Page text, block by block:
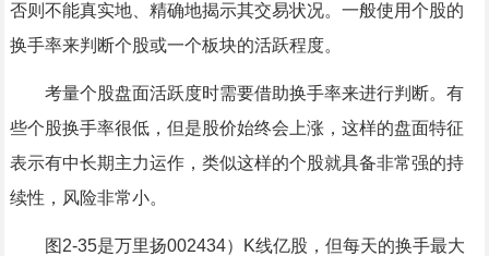
否则不能真实地、精确地揭示其交易状况。一般使用个股的
换手率来判断个股或一个板块的活跃程度。
考量个股盘面活跃度时需要借助换手率来进行判断。有
些个股换手率很低，但是股价始终会上涨，这样的盘面特征
表示有中长期主力运作，类似这样的个股就具备非常强的持
续性，风险非常小。
图2-35是万里扬002434）K线亿股，但每天的换手最大